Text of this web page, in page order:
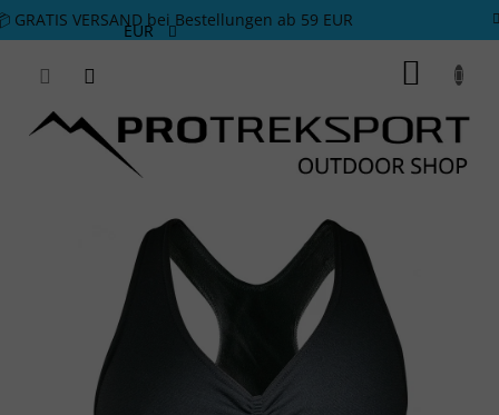
Zum Inhalt springen
GRATIS VERSAND bei Bestellungen ab 59 EUR
EUR